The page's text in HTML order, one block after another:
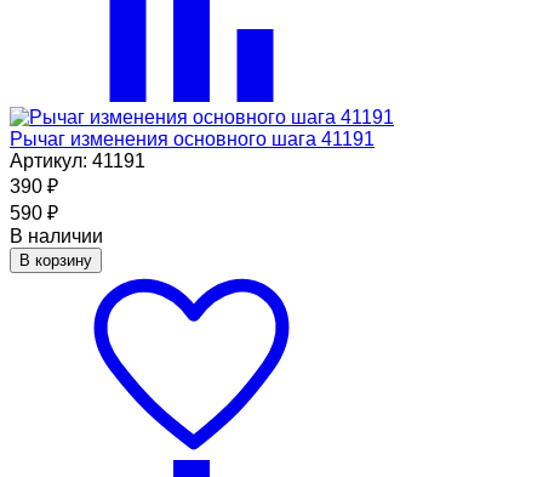
Рычаг изменения основного шага 41191
Артикул: 41191
390 ₽
590 ₽
В наличии
В корзину